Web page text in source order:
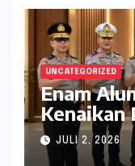
UNCATEGORIZED
Enam
Kenaikan
kepada
JULI 2, 2026